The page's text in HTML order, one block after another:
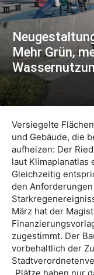
Mehr Grün,
Versiegelte
und Gebäude, die
aufheizen: Der
laut Klimaplanatlas
Gleichzeitig
den
März hat der
zugestimmt. Der
vorbehaltlich der